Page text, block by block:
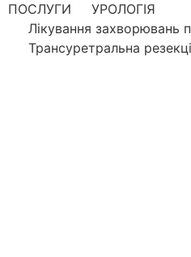
ПОСЛУГИ
УРОЛОГІЯ
Лікування захворювань
Трансуретральна